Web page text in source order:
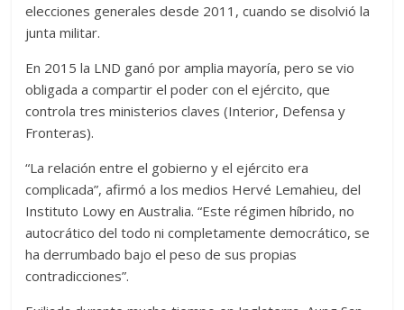
elecciones generales desde 2011, cuando se disolvió la
junta militar.
En 2015 la LND ganó por amplia mayoría, pero se vio
obligada a compartir el poder con el ejército, que
controla tres ministerios claves (Interior, Defensa y
Fronteras).
“La relación entre el gobierno y el ejército era
complicada”, afirmó a los medios Hervé Lemahieu, del
Instituto Lowy en Australia. “Este régimen híbrido, no
autocrático del todo ni completamente democrático, se
ha derrumbado bajo el peso de sus propias
contradicciones”.